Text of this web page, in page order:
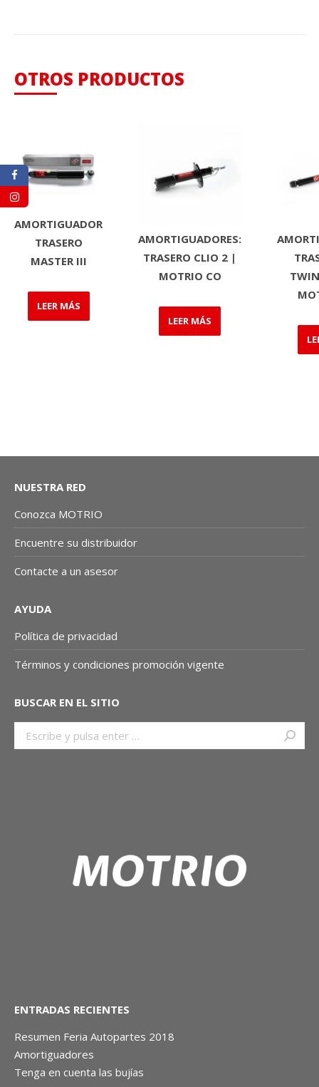
OTROS PRODUCTOS
AMORTIGUADOR
TRASERO
MASTER III
LEER MÁS
AMORTIGUADORES:
TRASERO CLIO 2 |
MOTRIO CO
LEER MÁS
NUESTRA RED
Conozca MOTRIO
Encuentre su distribuidor
Contacte a un asesor
AYUDA
Política de privacidad
Términos y condiciones promoción vigente
BUSCAR EN EL SITIO
ENTRADAS RECIENTES
Resumen Feria Autopartes 2018
Amortiguadores
Tenga en cuenta las bujías